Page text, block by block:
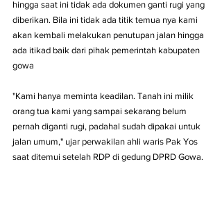
hingga saat ini tidak ada dokumen ganti rugi yang
diberikan. Bila ini tidak ada titik temua nya kami
akan kembali melakukan penutupan jalan hingga
ada itikad baik dari pihak pemerintah kabupaten
gowa
"Kami hanya meminta keadilan. Tanah ini milik
orang tua kami yang sampai sekarang belum
pernah diganti rugi, padahal sudah dipakai untuk
jalan umum," ujar perwakilan ahli waris Pak Yos
saat ditemui setelah RDP di gedung DPRD Gowa.